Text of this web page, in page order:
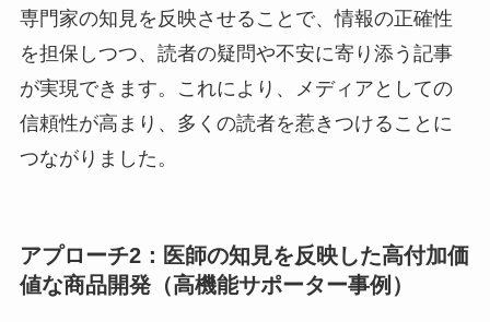
専門家の知見を反映させることで、情報の正確性
を担保しつつ、読者の疑問や不安に寄り添う記事
が実現できます。これにより、メディアとしての
信頼性が高まり、多くの読者を惹きつけることに
つながりました。
アプローチ2：医師の知見を反映した高付加価
値な商品開発（高機能サポーター事例）